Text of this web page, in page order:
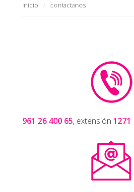
Inicio contactanos
961 26 400 65, extensión 1271